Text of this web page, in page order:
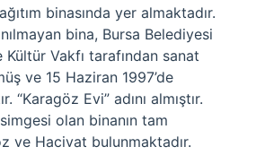
binasında yer almaktadır.
bina, Bursa Belediyesi
Vakfı tarafından sanat
ve 15 Haziran 1997’de
“Karagöz Evi” adını almıştır.
olan binanın tam
ve Hacivat bulunmaktadır.